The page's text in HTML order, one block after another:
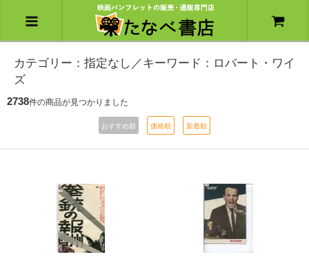
カテゴリー：指定なし／キーワード：ロバート・ワイ
ズ
2738件の商品が見つかりました
おすすめ順 価格順 新着順